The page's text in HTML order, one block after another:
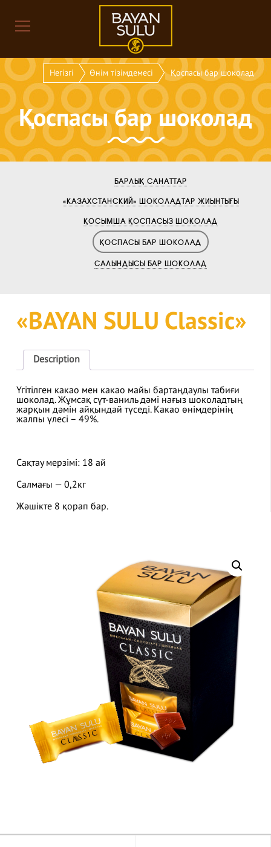
Негізгі Өнім тізімдемесі Қоспасы бар шоколад
Қоспасы бар шоколад
БАРЛЫҚ САНАТТАР
«КАЗАХСТАНСКИЙ» ШОКОЛАДТАР ЖИЫНТЫҒЫ
ҚОСЫМША ҚОСПАСЫЗ ШОКОЛАД
ҚОСПАСЫ БАР ШОКОЛАД
САЛЫНДЫСЫ БАР ШОКОЛАД
«BAYAN SULU Classic»
Description
Үгітілген какао мен какао майы бартаңдаулы табиғи
шоколад. Жұмсақ сүт-ваниль дәмі нағыз шоколадтың
жарқын дәмін айқындай түседі. Какао өнімдерінің
жалпы үлесі – 49%.
Сақтау мерзімі: 18 ай
Салмағы — 0,2кг
Жәшікте 8 қорап бар.